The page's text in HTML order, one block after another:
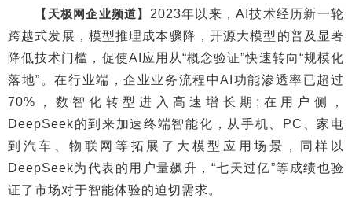
【天极网企业频道】 2023年以来，AI技术经历新一轮
跨越式发展，模型推理成本骤降，开源大模型的普及显著
降低技术门槛，促使AI应用从“概念验证”快速转向“规模化
落地”。在行业端，企业业务流程中AI功能渗透率已超过
70%，数智化转型进入高速增长期;在用户侧，
DeepSeek的到来加速终端智能化，从手机、PC、家电
到汽车、物联网等拓展了大模型应用场景，同样以
DeepSeek为代表的用户量飙升，“七天过亿”等成绩也验
证了市场对于智能体验的迫切需求。